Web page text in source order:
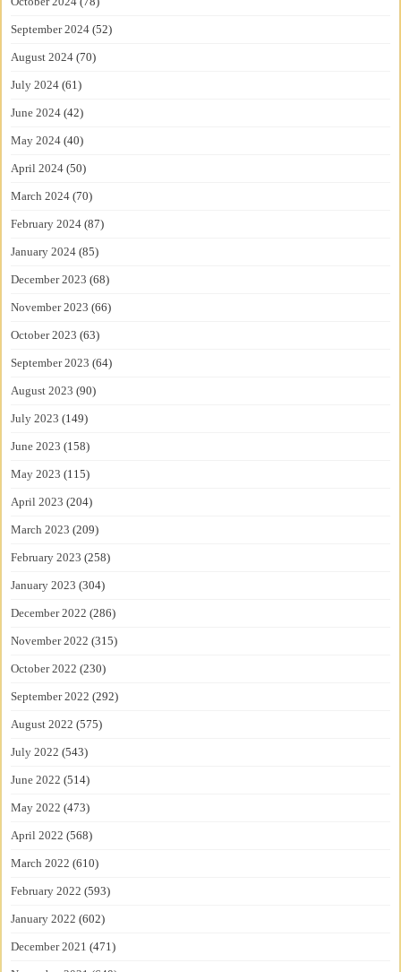
September 2024 (52)
August 2024 (70)
July 2024 (61)
June 2024 (42)
May 2024 (40)
April 2024 (50)
March 2024 (70)
February 2024 (87)
January 2024 (85)
December 2023 (68)
November 2023 (66)
October 2023 (63)
September 2023 (64)
August 2023 (90)
July 2023 (149)
June 2023 (158)
May 2023 (115)
April 2023 (204)
March 2023 (209)
February 2023 (258)
January 2023 (304)
December 2022 (286)
November 2022 (315)
October 2022 (230)
September 2022 (292)
August 2022 (575)
July 2022 (543)
June 2022 (514)
May 2022 (473)
April 2022 (568)
March 2022 (610)
February 2022 (593)
January 2022 (602)
December 2021 (471)